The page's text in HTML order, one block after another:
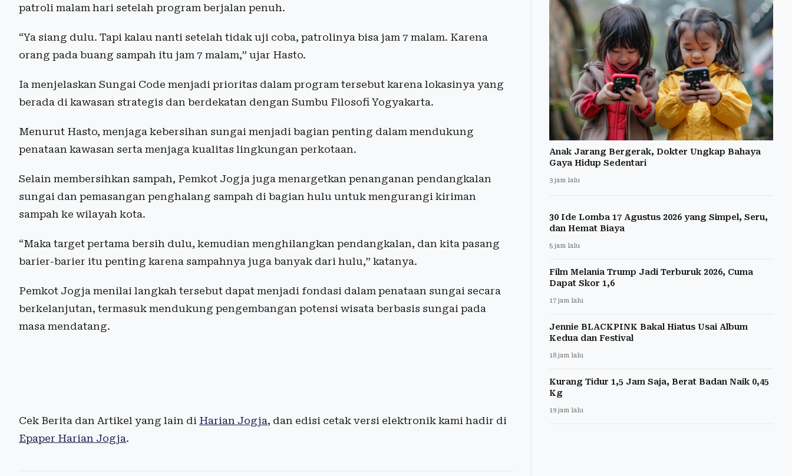
patroli malam hari setelah program berjalan penuh.
“Ya siang dulu. Tapi kalau nanti setelah tidak uji coba, patrolinya bisa jam 7 malam. Karena
orang pada buang sampah itu jam 7 malam,” ujar Hasto.
Ia menjelaskan Sungai Code menjadi prioritas dalam program tersebut karena lokasinya yang
berada di kawasan strategis dan berdekatan dengan Sumbu Filosofi Yogyakarta.
Menurut Hasto, menjaga kebersihan sungai menjadi bagian penting dalam mendukung
penataan kawasan serta menjaga kualitas lingkungan perkotaan.
Selain membersihkan sampah, Pemkot Jogja juga menargetkan penanganan pendangkalan
sungai dan pemasangan penghalang sampah di bagian hulu untuk mengurangi kiriman
sampah ke wilayah kota.
“Maka target pertama bersih dulu, kemudian menghilangkan pendangkalan, dan kita pasang
barier-barier itu penting karena sampahnya juga banyak dari hulu,” katanya.
Pemkot Jogja menilai langkah tersebut dapat menjadi fondasi dalam penataan sungai secara
berkelanjutan, termasuk mendukung pengembangan potensi wisata berbasis sungai pada
masa mendatang.
Cek Berita dan Artikel yang lain di Harian Jogja, dan edisi cetak versi elektronik kami hadir di
Epaper Harian Jogja.
Anak Jarang Bergerak, Dokter Ungkap Bahaya
Gaya Hidup Sedentari
3 jam lalu
30 Ide Lomba 17 Agustus 2026 yang Simpel, Seru,
dan Hemat Biaya
5 jam lalu
Film Melania Trump Jadi Terburuk 2026, Cuma
Dapat Skor 1,6
17 jam lalu
Jennie BLACKPINK Bakal Hiatus Usai Album
Kedua dan Festival
18 jam lalu
Kurang Tidur 1,5 Jam Saja, Berat Badan Naik 0,45
Kg
19 jam lalu